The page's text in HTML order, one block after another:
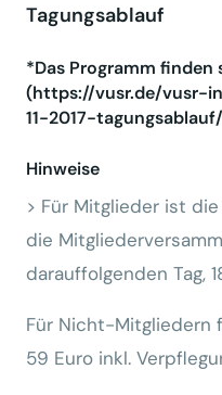
Tagungsablauf
*Das Programm finden
(https://vusr.de/vusr-
11-2017-
Hinweise
> Für Mitglieder ist
die
darauffolgenden Tag,
Für Nicht-Mitgliedern
59 Euro inkl.